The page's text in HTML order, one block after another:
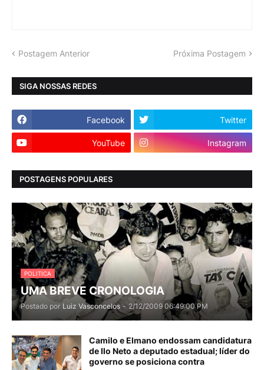
Postagem Anterior Próxima Postagem
SIGA NOSSAS REDES
Facebook Twitter
YouTube Instagram
POSTAGENS POPULARES
POLITICA
UMA BREVE CRONOLOGIA
Postado por Luiz Vasconcelos - 2/12/2009 06:49:00 PM
Camilo e Elmano endossam candidatura
de Ilo Neto a deputado estadual; líder do
governo se posiciona contra